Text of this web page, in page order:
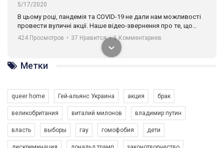
5/17/2020
В цьому році, пандемія та COVІD-19 не дали нам можливості
провести вуличні акції. Наше відео-звернення про те, що
навіть коли ми у різних містах та не можемо зустрінеться, ми
разом. Ми закликаємо всіх хто поділяє цінності рівності та
солідарності, приєднатися до нас. Регіональні підрозділи
ГАУ є в 16 областях України.
Разом наш голос лунає гучніше!
424 Просмотров • 37 Нравится • 1 Комментариев
Метки
queer home Гей-альянс Украина акция брак
великобритания виталий милонов владимир путин
власть выборы гау гомофобия дети